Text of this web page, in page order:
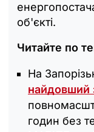
об'єкті.
Читайте по
На
найдовший
годин без